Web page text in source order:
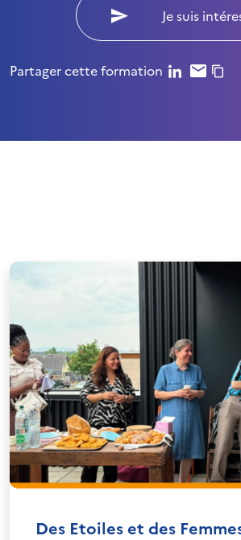
Je suis
Partager cette formation
Des Etoiles et des